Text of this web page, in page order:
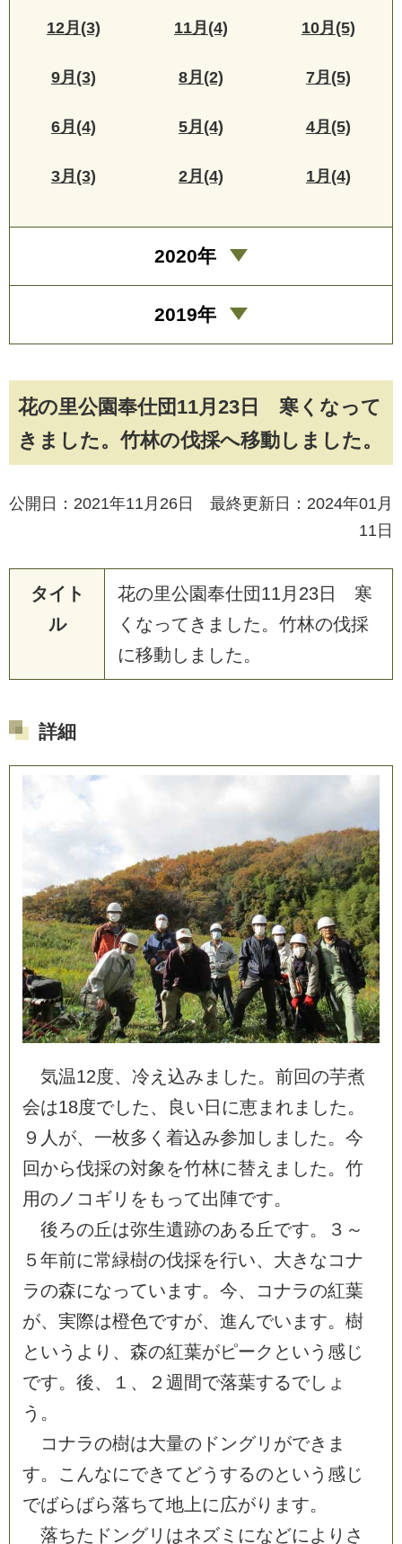
花の里公園奉仕団11月23日 寒くなって
きました。竹林の伐採へ移動しました。
公開日：2021年11月26日 最終更新日：2024年01月
11日
タイト
ル
花の里公園奉仕団11 月 23日
寒
く なって き ま した。 竹林の伐採
に移動 し ま した。
詳細
気温12度、 冷え 込み ま した。 前回の芋煮
会は18度でした、 良い 日 に恵ま れま した。
９ 人 が、 一枚多 く 着込み参加 し ま した。 今
回から伐採の対象 を竹林に替え ま した。 竹
用の ノ コ ギリ を も って出 陣です。
後ろの丘は弥生遺跡のある 丘です。 ３ ～
５ 年前に常緑樹の伐採を行い、 大き なコナ
ラの森になってい ま す。 今、 コナラの紅葉
が、 実際は橙色ですが、 進んでい ま す。 樹
と いう よ り 、 森の紅葉がピーク と いう 感 じ
です。 後、 １ 、 ２ 週 間で落葉するでし ょ
う 。
コナラの樹は大量の ドングリ ができ ま
す。 こ んなにでき て どう するのと いう 感 じ
でばらばら落ちて地 上に広がり ま す。
落ちた ドングリ はネ ズ ミ になどに よ り さ
12月(3) 11月(4) 10月(5)
9月(3) 8月(2) 7月(5)
6月(4) 5月(4) 4月(5)
3月(3) 2月(4) 1月(4)
2020年
2019年